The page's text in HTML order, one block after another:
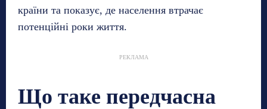
країни та показує, де населення втрачає
потенційні роки життя.
РЕКЛАМА
Що таке передчасна